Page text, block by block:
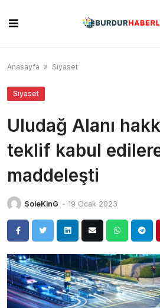
content
Anasayfa » Siyaset
Siyaset
Uludağ Alanı
teklif kabul
maddeleşti
SoleKinG - 19 Ocak 2023